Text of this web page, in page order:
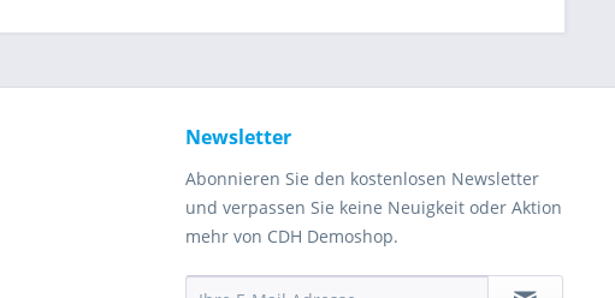
Newsletter
Abonnieren Sie den kostenlosen Newsletter
und verpassen Sie keine Neuigkeit oder Aktion
mehr von CDH Demoshop.